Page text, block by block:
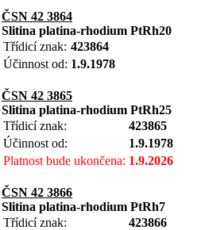
ČSN 42 3864
Slitina platina-rhodium PtRh20
Třídicí znak: 423864
Účinnost od: 1.9.1978
ČSN 42 3865
Slitina platina-rhodium PtRh25
Třídicí znak:
423865
Účinnost od:
1.9.1978
Platnost bude ukončena: 1.9.2026
ČSN 42 3866
Slitina platina-rhodium PtRh7
Třídicí znak:
423866